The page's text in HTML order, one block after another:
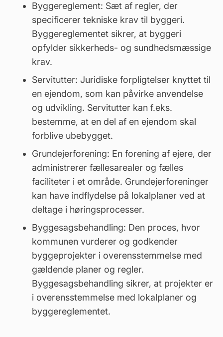
Byggereglement: Sæt af regler, der
specificerer tekniske krav til byggeri.
Byggereglementet sikrer, at byggeri
opfylder sikkerheds- og sundhedsmæssige
krav.
Servitutter: Juridiske forpligtelser knyttet til
en ejendom, som kan påvirke anvendelse
og udvikling. Servitutter kan f.eks.
bestemme, at en del af en ejendom skal
forblive ubebygget.
Grundejerforening: En forening af ejere, der
administrerer fællesarealer og fælles
faciliteter i et område. Grundejerforeninger
kan have indflydelse på lokalplaner ved at
deltage i høringsprocesser.
Byggesagsbehandling: Den proces, hvor
kommunen vurderer og godkender
byggeprojekter i overensstemmelse med
gældende planer og regler.
Byggesagsbehandling sikrer, at projekter er
i overensstemmelse med lokalplaner og
byggereglementet.